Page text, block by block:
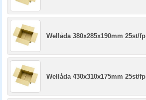
Wellåda 380x285x190mm 25st/fp
Wellåda 430x310x175mm 25st/fp